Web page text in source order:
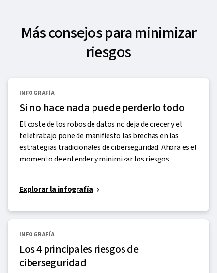
Más consejos para minimizar
riesgos
INFOGRAFÍA
Si no hace nada puede perderlo todo
El coste de los robos de datos no deja de crecer y el
teletrabajo pone de manifiesto las brechas en las
estrategias tradicionales de ciberseguridad. Ahora es el
momento de entender y minimizar los riesgos.
Explorar la infografía
INFOGRAFÍA
Los 4 principales riesgos de
ciberseguridad